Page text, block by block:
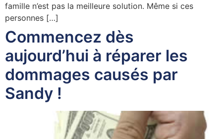
famille n’est pas la meilleure solution. Même si ces
personnes […]
Commencez dès
aujourd’hui à réparer les
dommages causés par
Sandy !